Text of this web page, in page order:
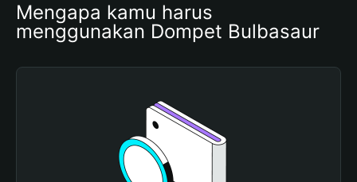
Mengapa kamu harus
menggunakan Dompet Bulbasaur